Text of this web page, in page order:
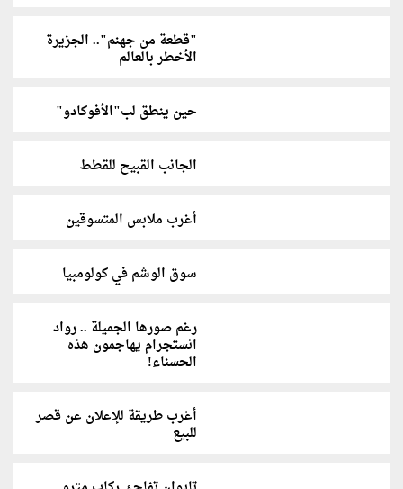
"قطعة من جهنم".. الجزيرة
الأخطر بالعالم
حين ينطق لب"الأفوكادو"
الجانب القبيح للقطط
أغرب ملابس المتسوقين
سوق الوشم في كولومبيا
رغم صورها الجميلة .. رواد
انستجرام يهاجمون هذه
الحسناء!
أغرب طريقة للإعلان عن قصر
للبيع